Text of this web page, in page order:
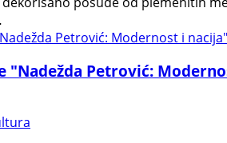
"Nadežda Petrović: